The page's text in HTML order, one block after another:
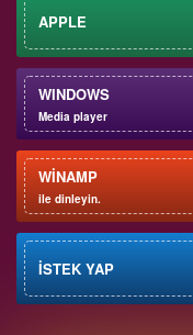
APPLE
WINDOWS
Media player
WİNAMP
ile dinleyin.
İSTEK YAP